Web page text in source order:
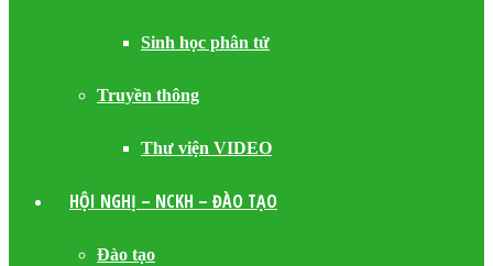
Sinh học phân tử
Truyền thông
Thư viện VIDEO
HỘI NGHỊ – NCKH – ĐÀO TẠO
Đào tạo